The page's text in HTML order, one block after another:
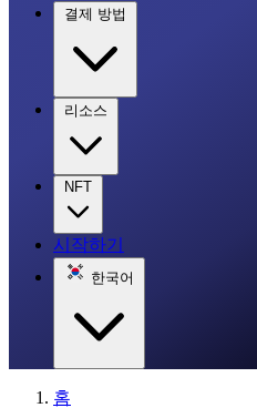
결제 방법
리소스
NFT
시작하기
한국어
홈